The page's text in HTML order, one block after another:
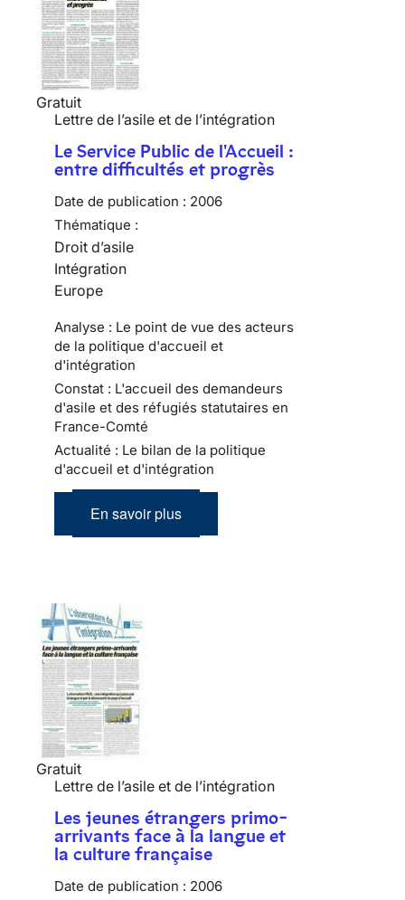
Gratuit
Lettre de l’asile et de l’intégration
Le Service Public de l'Accueil :
entre difficultés et progrès
Date de publication : 2006
Thématique :
Droit d’asile
Intégration
Europe
Analyse : Le point de vue des acteurs
de la politique d'accueil et
d'intégration
Constat : L'accueil des demandeurs
d'asile et des réfugiés statutaires en
France-Comté
Actualité : Le bilan de la politique
d'accueil et d'intégration
En savoir plus
Gratuit
Lettre de l’asile et de l’intégration
Les jeunes étrangers primo-
arrivants face à la langue et
la culture française
Date de publication : 2006